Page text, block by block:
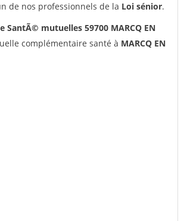
de nos professionnels de la Loi sénior.
SantÃ© mutuelles 59700 MARCQ EN
complémentaire santé à MARCQ EN